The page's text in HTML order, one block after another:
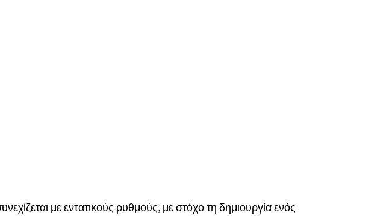
με εντατικούς ρυθμούς, με στόχο τη δημιουργία ενός